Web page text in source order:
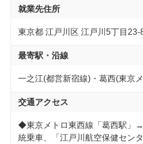
就業先住所
東京都 江戸川区 江戸川5丁目23-
最寄駅・沿線
一之江(都営新宿線)・葛西(東京
交通アクセス
◆東京メトロ東西線「葛西駅」
統乗車、「江戸川航空保健セン